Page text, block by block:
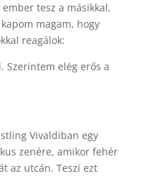
tesz a másikkal,
magam, hogy
reagálok:
Szerintem elég erős a
Vivaldiban egy
zenére, amikor fehér
az utcán. Teszi ezt